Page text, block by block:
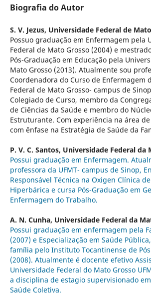
Biografia do Autor
S. V. Jezus, Universidade Federal de
Possuo graduação em Enfermagem pela
Federal de Mato Grosso (2004) e
Pós-Graduação em Educação pela
Mato Grosso (2013). Atualmente sou
Coordenadora do Curso de Enfermagem
Federal de Mato Grosso- campus de
Colegiado de Curso, membro da
de Ciências da Saúde e membro do
Estruturante. Com experiência na área
com ênfase na Estratégia de Saúde da
P. V. C. Santos, Universidade Federal da
Possui graduação em Enfermagem.
professora da UFMT- campus de Sinop,
Responsável Técnica na Oxigen Clínica
Hiperbárica e cursa Pós-Graduação em
Enfermagem do Trabalho.
A. N. Cunha, Universidade Federal da
Possui graduação em enfermagem pela
(2007) e Especialização em Saúde
família pelo Instituto Tocantinense de
(2008). Atualmente é docente efetivo
Universidade Federal do Mato Grosso
a disciplina de estagio supervisionado
Saúde Coletiva.